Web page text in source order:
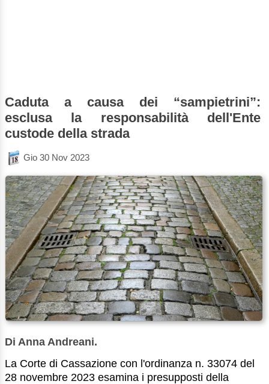
Caduta a causa dei “sampietrini”:
esclusa la responsabilità dell'Ente
custode della strada
Gio 30 Nov 2023
Di Anna Andreani.
La Corte di Cassazione con l'ordinanza n. 33074 del
28 novembre 2023 esamina i presupposti della